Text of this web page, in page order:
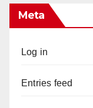
Meta
Log in
Entries feed